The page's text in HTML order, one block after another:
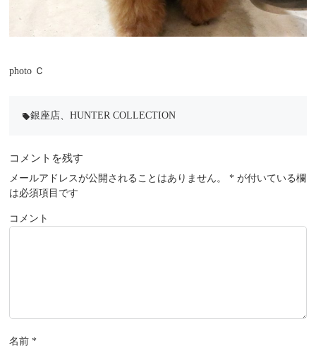
photo Ｃ
local_offer銀座店、HUNTER COLLECTION
コメントを残す
メールアドレスが公開されることはありません。 * が付いている欄
は必須項目です
コメント
名前*